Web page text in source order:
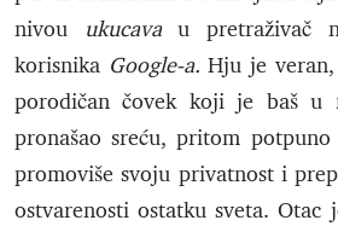
nivou
ukucavau pretraživač
korisnika Google-a.Hju je veran,
porodičan čovek koji je baš u
pronašao sreću, pritom potpuno
promoviše svoju privatnost i
ostvarenosti ostatku sveta. Otac